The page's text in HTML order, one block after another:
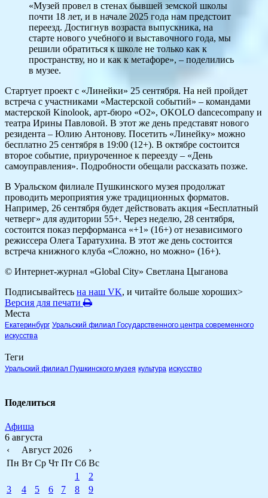
«Музей провел в стенах бывшей земской школы
почти 18 лет, и в начале 2025 года нам предстоит
переезд. Достигнув возраста выпускника, на
старте нового учебного и выставочного года, мы
решили обратиться к школе не только как к
пространству, но и как к метафоре», – поделились
в музее.
Стартует проект с «Линейки» 25 сентября. На ней пройдет
встреча с участниками «Мастерской событий» – командами
мастерской Kinolook, арт-бюро «О2», OKOLO dancecompany и
театра Ирины Павловой. В этот же день представят нового
резидента – Юлию Антонову. Посетить «Линейку» можно
бесплатно 25 сентября в 19:00 (12+). В октябре состоится
второе событие, приуроченное к переезду – «День
самоуправления». Подробности обещали рассказать позже.
В Уральском филиале Пушкинского музея продолжат
проводить мероприятия уже традиционных форматов.
Например, 26 сентября будет действовать акция «Бесплатный
четверг» для аудитории 55+. Через неделю, 28 сентября,
состоится показ перформанса «+1» (16+) от независимого
режиссера Олега Таратухина. В этот же день состоится
встреча книжного клуба «Сложно, но можно» (16+).
© Интернет-журнал «Global City» Светлана Цыганова
Подписывайтесь на наш VK, и читайте больше хороших>
Версия для печати
Места
Екатеринбург Уральский филиал Государственного центра современного
искусства
Теги
Уральский филиал Пушкинского музея культура искусство
Поделиться
Афиша
6 августа
‹
Август 2026
›
Пн Вт Ср Чт Пт Сб Вс
1
2
3
4 5 6 7 8
9